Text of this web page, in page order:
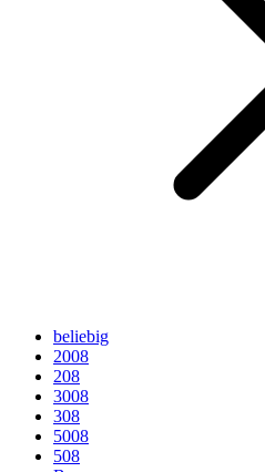
beliebig
2008
208
3008
308
5008
508